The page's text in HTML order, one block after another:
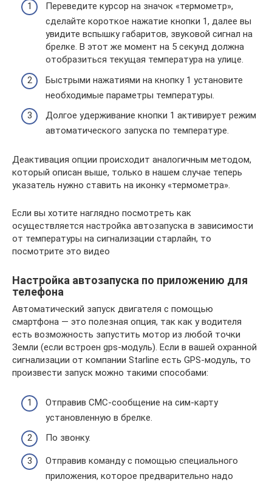
Переведите курсор на значок «термометр»,
сделайте короткое нажатие кнопки 1, далее вы
увидите вспышку габаритов, звуковой сигнал на
брелке. В этот же момент на 5 секунд должна
отобразиться текущая температура на улице.
Быстрыми нажатиями на кнопку 1 установите
необходимые параметры температуры.
Долгое удерживание кнопки 1 активирует режим
автоматического запуска по температуре.
Деактивация опции происходит аналогичным методом,
который описан выше, только в нашем случае теперь
указатель нужно ставить на иконку «термометра».
Если вы хотите наглядно посмотреть как
осуществляется настройка автозапуска в зависимости
от температуры на сигнализации старлайн, то
посмотрите это видео
Настройка автозапуска по приложению для
телефона
Автоматический запуск двигателя с помощью
смартфона — это полезная опция, так как у водителя
есть возможность запустить мотор из любой точки
Земли (если встроен gps-модуль). Если в вашей охранной
сигнализации от компании Starline есть GPS-модуль, то
произвести запуск можно такими способами:
Отправив СМС-сообщение на сим-карту
установленную в брелке.
По звонку.
Отправив команду с помощью специального
приложения, которое предварительно надо